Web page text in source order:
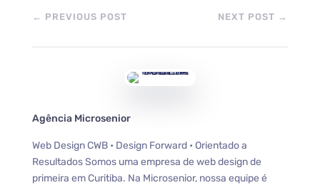
← PREVIOUS POST NEXT POST →
Agência Microsenior
Web Design CWB • Design Forward • Orientado a
Resultados Somos uma empresa de web design de
primeira em Curitiba. Na Microsenior, nossa equipe é